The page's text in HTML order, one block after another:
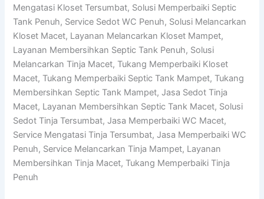
Mengatasi Kloset Tersumbat, Solusi Memperbaiki Septic
Tank Penuh, Service Sedot WC Penuh, Solusi Melancarkan
Kloset Macet, Layanan Melancarkan Kloset Mampet,
Layanan Membersihkan Septic Tank Penuh, Solusi
Melancarkan Tinja Macet, Tukang Memperbaiki Kloset
Macet, Tukang Memperbaiki Septic Tank Mampet, Tukang
Membersihkan Septic Tank Mampet, Jasa Sedot Tinja
Macet, Layanan Membersihkan Septic Tank Macet, Solusi
Sedot Tinja Tersumbat, Jasa Memperbaiki WC Macet,
Service Mengatasi Tinja Tersumbat, Jasa Memperbaiki WC
Penuh, Service Melancarkan Tinja Mampet, Layanan
Membersihkan Tinja Macet, Tukang Memperbaiki Tinja
Penuh